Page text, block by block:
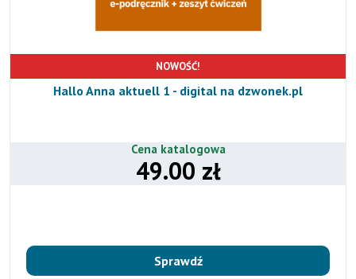
NOWOŚĆ!
Hallo Anna aktuell 1 - digital na dzwonek.pl
Cena katalogowa
49.00 zł
Sprawdź